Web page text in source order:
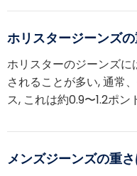
ホリスタージーンズ
ホリスターのジーンズ
されることが多い, 通常
ス, これは約0.9〜1.2ポ
メンズジーンズの重